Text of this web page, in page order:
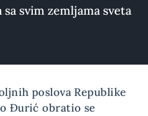
svim zemljama sveta
poslova Republike
Đurić obratio se